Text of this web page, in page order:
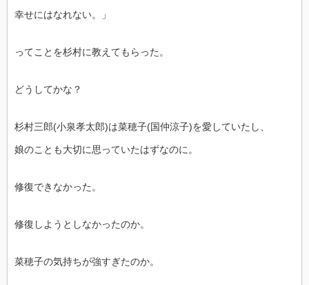
幸せにはなれない。」
ってことを杉村に教えてもらった。
どうしてかな？
杉村三郎(小泉孝太郎)は菜穂子(国仲涼子)を愛していたし、
娘のことも大切に思っていたはずなのに。
修復できなかった。
修復しようとしなかったのか。
菜穂子の気持ちが強すぎたのか。